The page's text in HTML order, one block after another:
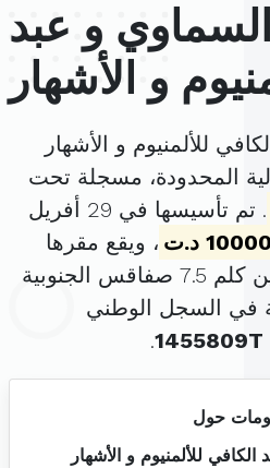
و عبد
و الأشهار
للألمنيوم و الأشهار
المحدودة، مسجلة تحت
. تم تأسيسها في 29 أفريل
10000 د.ت
، ويقع مقرها
الرئيسي في طريق العين كلم 7.5 صفاقس الجنوبية
في السجل الوطني
1455809T
.
حول
للألمنيوم و الأشهار